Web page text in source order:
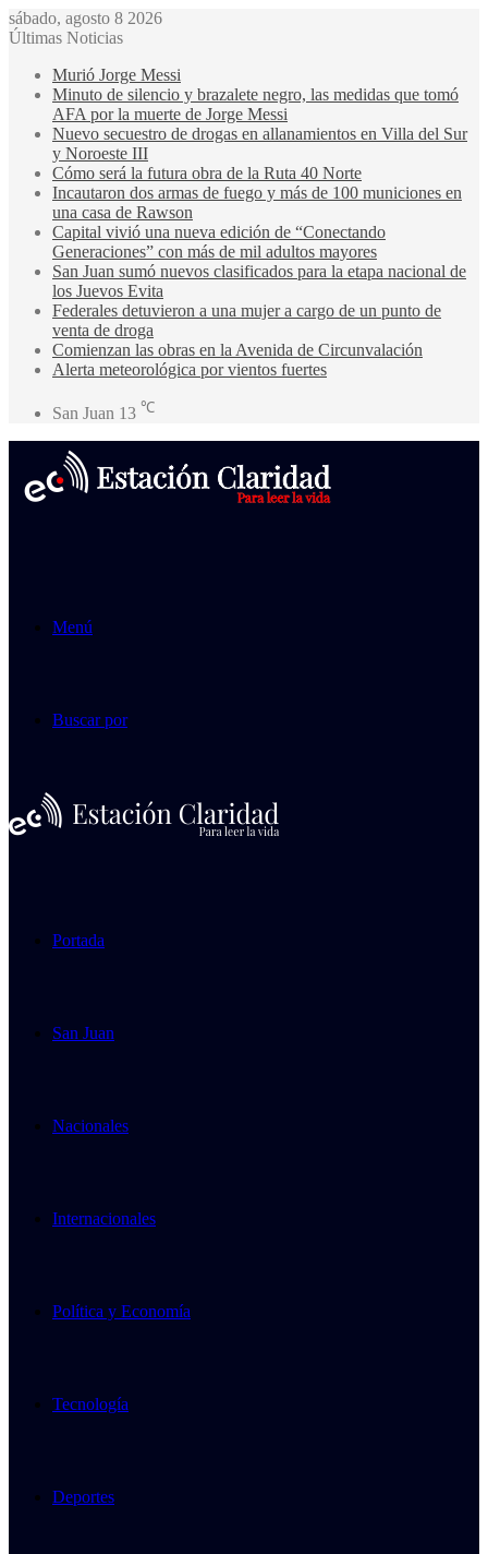
sábado, agosto 8 2026
Últimas Noticias
Murió Jorge Messi
Minuto de silencio y brazalete negro, las medidas que tomó
AFA por la muerte de Jorge Messi
Nuevo secuestro de drogas en allanamientos en Villa del Sur
y Noroeste III
Cómo será la futura obra de la Ruta 40 Norte
Incautaron dos armas de fuego y más de 100 municiones en
una casa de Rawson
Capital vivió una nueva edición de “Conectando
Generaciones” con más de mil adultos mayores
San Juan sumó nuevos clasificados para la etapa nacional de
los Juevos Evita
Federales detuvieron a una mujer a cargo de un punto de
venta de droga
Comienzan las obras en la Avenida de Circunvalación
Alerta meteorológica por vientos fuertes
San Juan 13 ℃
Menú
Buscar por
Portada
San Juan
Nacionales
Internacionales
Política y Economía
Tecnología
Deportes